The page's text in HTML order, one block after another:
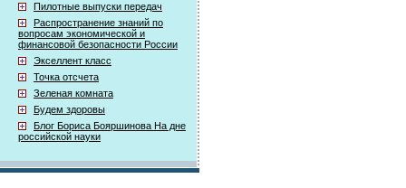
Пилотные выпуски передач
Распространение знаний по
вопросам экономической и
финансовой безопасности России
Экселлент класс
Точка отсчета
Зеленая комната
Будем здоровы
Блог Бориса Бояршинова На дне
российской науки